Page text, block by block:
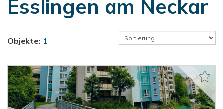
Esslingen am Neckar
Objekte: 1